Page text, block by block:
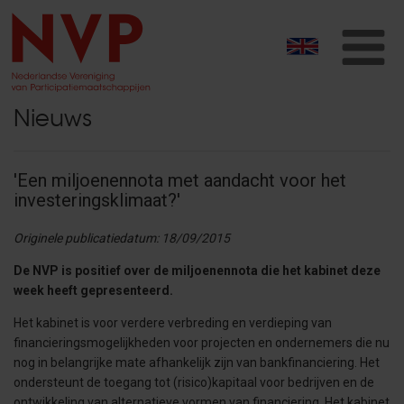
Nieuws
'Een miljoenennota met aandacht voor het
investeringsklimaat?'
Originele publicatiedatum: 18/09/2015
De NVP is positief over de miljoenennota die het kabinet deze
week heeft gepresenteerd.
Het kabinet is voor verdere verbreding en verdieping van
financieringsmogelijkheden voor projecten en ondernemers die nu
nog in belangrijke mate afhankelijk zijn van bankfinanciering. Het
ondersteunt de toegang tot (risico)kapitaal voor bedrijven en de